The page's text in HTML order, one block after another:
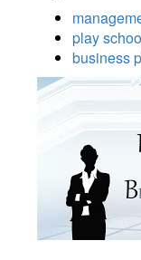
play
business